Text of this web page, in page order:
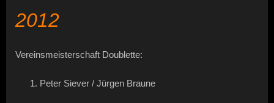
2012
Vereinsmeisterschaft Doublette:
Peter Siever / Jürgen Braune